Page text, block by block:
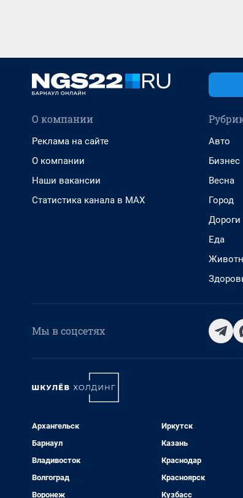
О компании
Реклама на сайте
О компании
Наши вакансии
Статистика канала в MAX
Авто
Бизнес
Весна
Город
Дороги
Еда
Мы в соцсетях
Архангельск
Барнаул
Владивосток
Волгоград
Воронеж
Иркутск
Казань
Краснодар
Красноярск
Кузбасс